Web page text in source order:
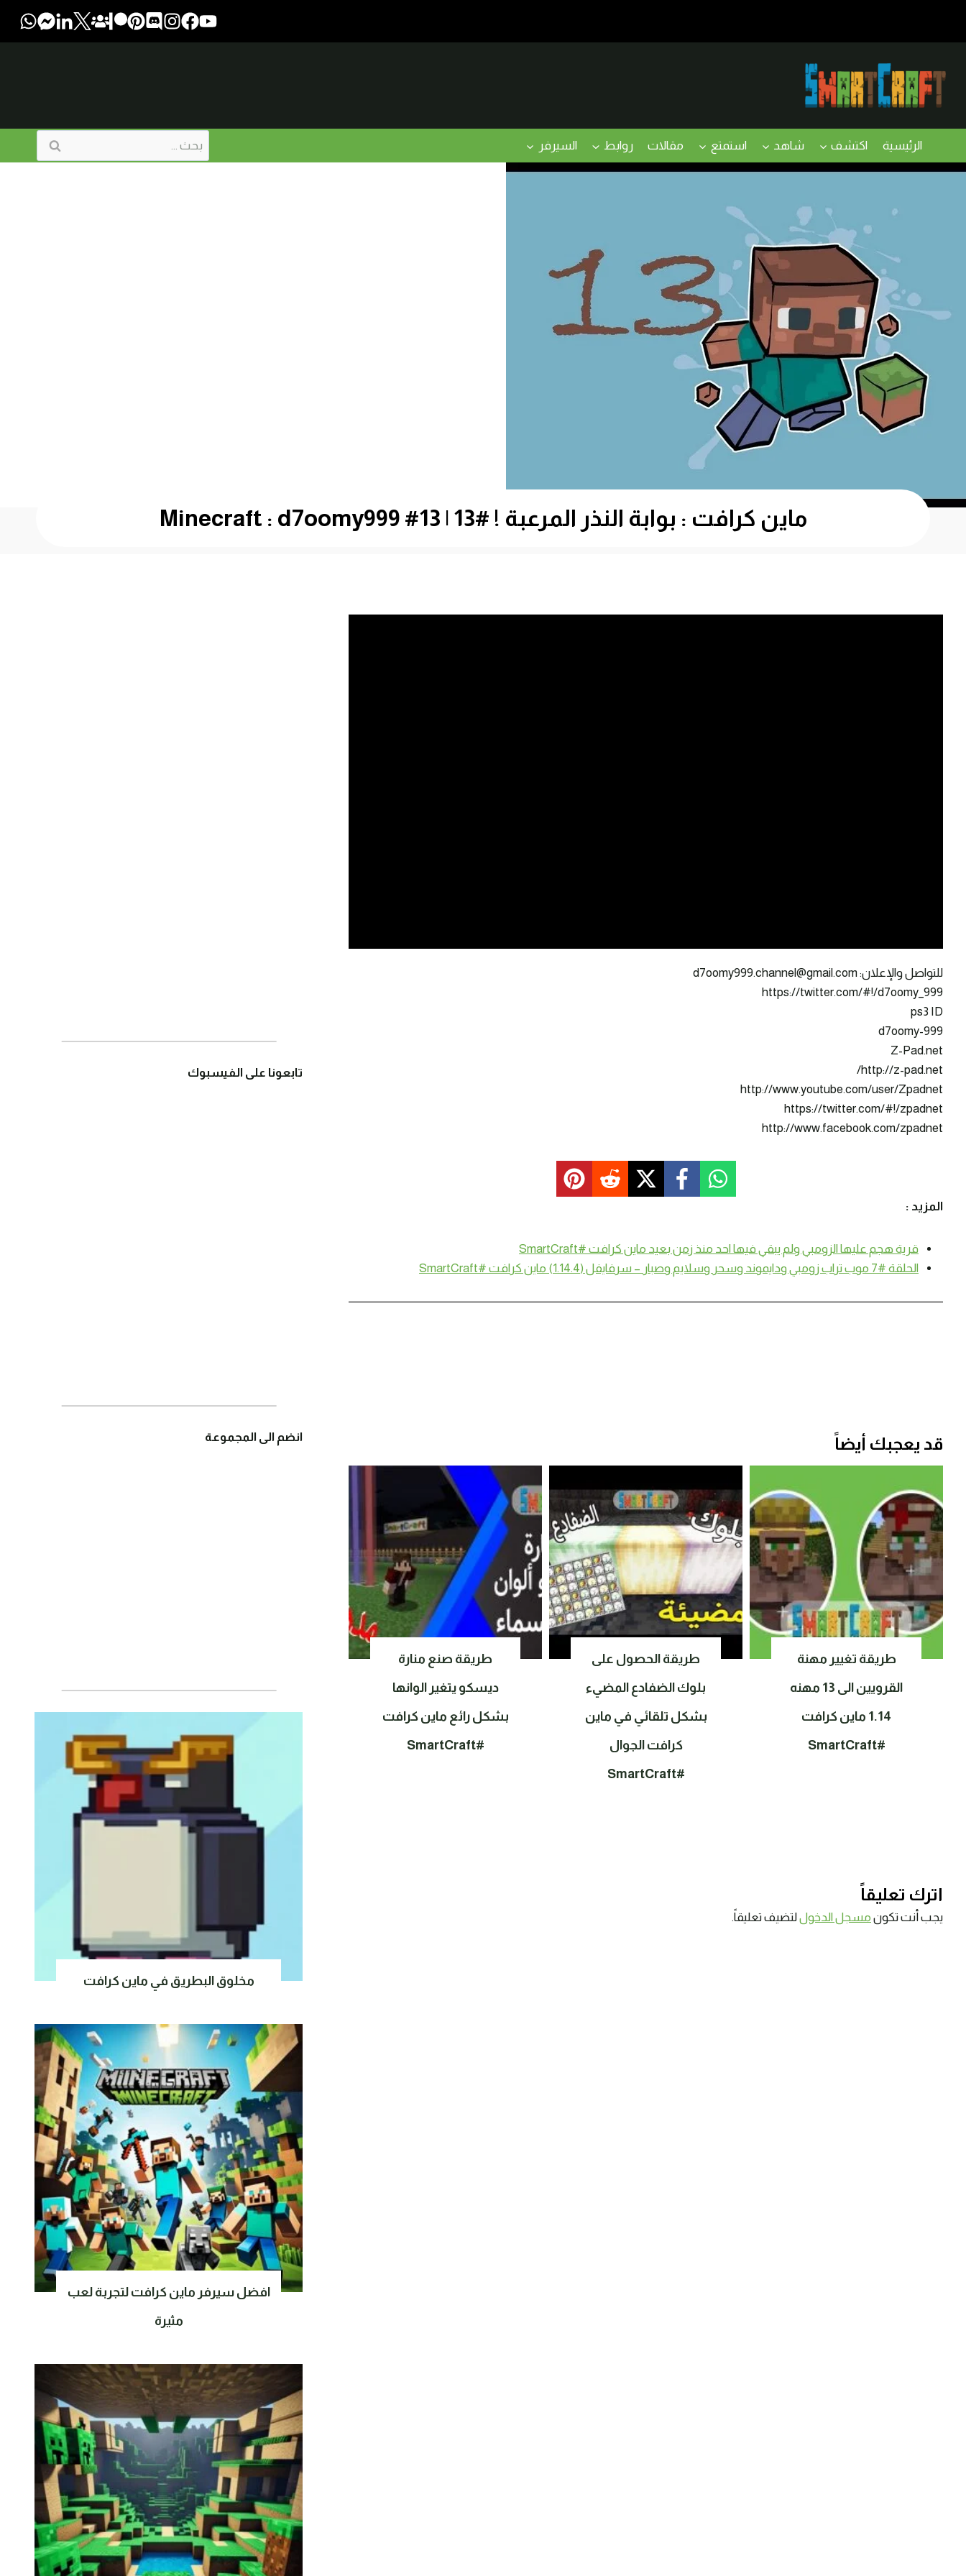
الرئيسية اكتشف شاهد استمتع مقالات روابط السيرفر
البحث
عن:
ماين كرافت : بوابة النذر المرعبة ! #13 | 13# Minecraft : d7oomy999
للتواصل والإعلان: d7oomy999.channel@gmail.com
https://twitter.com/#!/d7oomy_999
ps3 ID
d7oomy-999
Z-Pad.net
http://z-pad.net/
http://www.youtube.com/user/Zpadnet
https://twitter.com/#!/zpadnet
http://www.facebook.com/zpadnet
المزيد :
قرية هجم عليها الزومبي ولم يبقي فيها احد منذ زمن بعيد ماين كرافت #SmartCraft
الحلقة #7 موب تراب زومبي ودايموند وسحر وسلايم وصبار – سرفايفل (1.14.4) ماين كرافت #SmartCraft
قد يعجبك أيضاً
طريقة تغيير مهنة
القرويين الى 13 مهنه
1.14 ماين كرافت
#SmartCraft
طريقة الحصول على
بلوك الضفادع المضيء
بشكل تلقائي في ماين
كرافت الجوال
#SmartCraft
طريقة صنع منارة
ديسكو يتغير الوانها
بشكل رائع ماين كرافت
#SmartCraft
اترك تعليقاً
يجب أنت تكون مسجل الدخوللتضيف تعليقاً.
تابعونا على الفيسبوك
انضم الى المجموعة
مخلوق البطريق في ماين كرافت
افضل سيرفر ماين كرافت لتجربة لعب
مثيرة